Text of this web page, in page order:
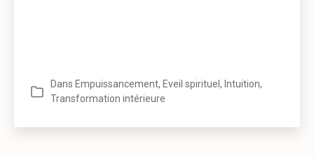
Catégories
Dans Empuissancement, Eveil spirituel , Intuition,
Transformation intérieure